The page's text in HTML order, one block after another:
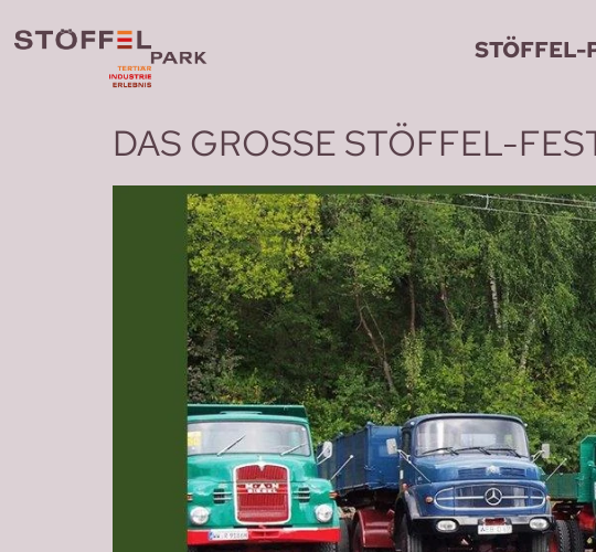
STÖFFEL-
DAS GROSSE STÖFFEL-